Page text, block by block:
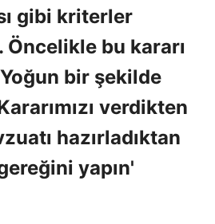
gibi kriterler
Öncelikle bu kararı
bir şekilde
verdikten
hazırladıktan
yapın'